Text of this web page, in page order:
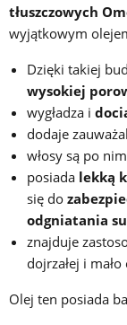
tłuszczowych
wyjątkowym
Dzięki takiej
wysokiej
wygładza i
dodaje
włosy są po nim
posiada lekką
się do
odgniatania
znajduje
dojrzałej i
Olej ten posiada